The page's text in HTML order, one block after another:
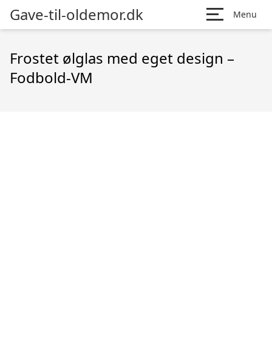
Gave-til-oldemor.dk Menu
Frostet ølglas med eget design –
Fodbold-VM